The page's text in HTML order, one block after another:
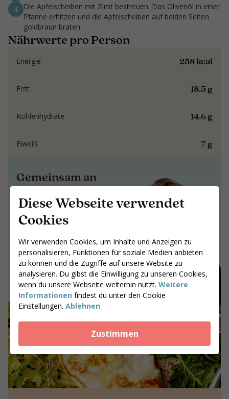
Diese Webseite verwendet
Cookies
Wir verwenden Cookies, um Inhalte und Anzeigen zu
personalisieren, Funktionen für soziale Medien anbieten
zu können und die Zugriffe auf unsere Website zu
analysieren. Du gibst die Einwilligung zu unseren Cookies,
wenn du unsere Webseite weiterhin nutzt. Weitere
Informationen findest du unter den Cookie
Einstellungen. Ablehnen
Zustimmen
4
Die Apfelscheiben mit Zimt bestreuen. Das Olivenöl in einer
Pfanne erhitzen und die Apfelscheiben auf beiden Seiten
goldbraun braten.
Nährwerte pro Person
258 kcal
Energie
18.5 g
Fett
14.6 g
Kohlenhydrate
7 g
Eiweiß
Gemeinsam an
Ergebnissen arbeiten,
die bleiben
Gemeinsam an Ergebnissen arbeiten,
die bleiben
Gib deine Postleitzahl ein
Coaches suchen